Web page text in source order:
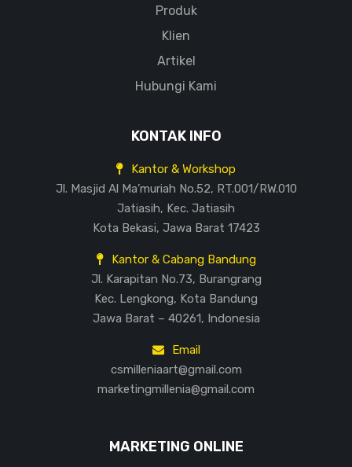
Produk
Klien
Artikel
Hubungi Kami
KONTAK INFO
Kantor & Workshop
Jl. Masjid Al Ma’muriah No.52, RT.001/RW.010
Jatiasih, Kec. Jatiasih
Kota Bekasi, Jawa Barat 17423
Kantor & Cabang Bandung
Jl. Karapitan No.73, Burangrang
Kec. Lengkong, Kota Bandung
Jawa Barat – 40261, Indonesia
Email
csmilleniaart@gmail.com
marketingmillenia@gmail.com
MARKETING ONLINE